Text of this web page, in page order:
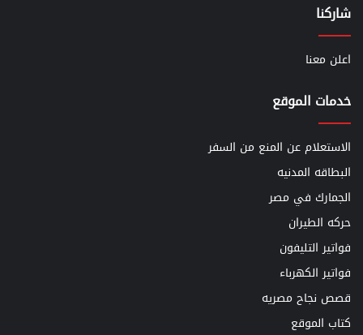
شاركنا
اعلن معنا
خدمات الموقع
الاستعلام عن المنع من السفر
البطاقه المدنيه
الجمارك في مصر
حركه الطيران
فواتير التليفون
فواتير الكهرباء
قصص نجاح مصريه
كتاب الموقع